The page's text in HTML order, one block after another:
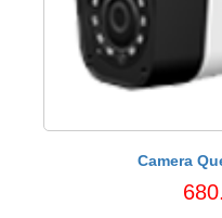
Camera